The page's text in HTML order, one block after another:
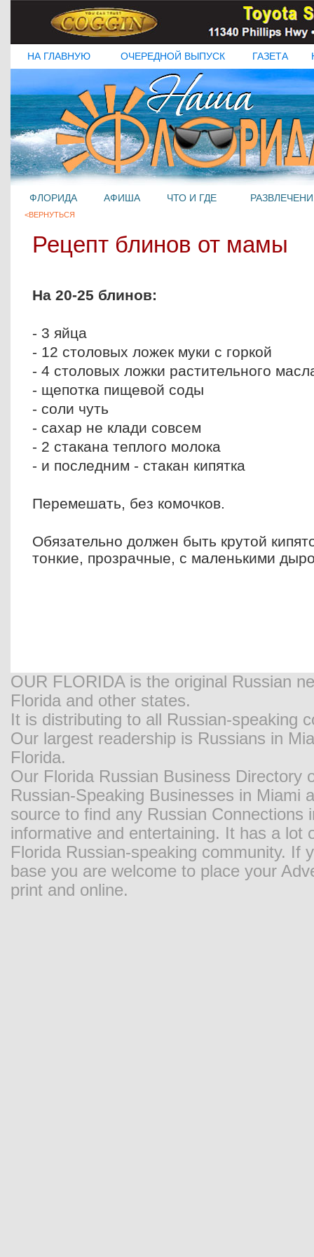
НА ГЛАВНУЮ ОЧЕРЕДНОЙ ВЫПУСК ГАЗЕТА
ФЛОРИДА АФИША ЧТО И ГДЕ
<ВЕРНУТЬСЯ
Рецепт блинов от мамы
На 20-25 блинов:
- 3 яйца
- 12 столовых ложек муки с горкой
- 4 столовых ложки растительного
- щепотка пищевой соды
- соли чуть
- сахар не клади совсем
- 2 стакана теплого молока
- и последним - стакан кипятка
Перемешать, без комочков.
Обязательно должен быть крутой
тонкие, прозрачные, с маленькими
OUR FLORIDA is the original Russian
Florida and other states.
It is distributing to all Russian-speaking
Our largest readership is Russians in
Florida.
Our Florida Russian Business Directory
Russian-Speaking Businesses in Miami
source to find any Russian
informative and entertaining. It has a
Florida Russian-speaking community. If
base you are welcome to place your
print and online.